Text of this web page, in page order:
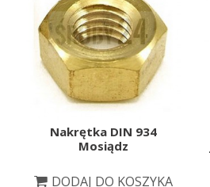
Nakrętka DIN 934
Mosiądz
DODAJ DO KOSZYKA